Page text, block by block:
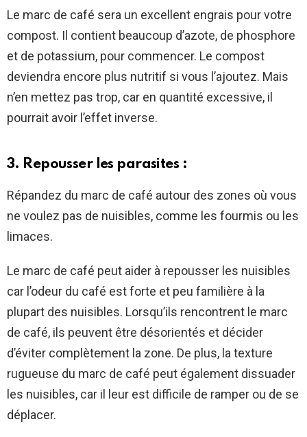
Le marc de café sera un excellent engrais pour votre
compost. Il contient beaucoup d’azote, de phosphore
et de potassium, pour commencer. Le compost
deviendra encore plus nutritif si vous l’ajoutez. Mais
n’en mettez pas trop, car en quantité excessive, il
pourrait avoir l’effet inverse.
3. Repousser les parasites :
Répandez du marc de café autour des zones où vous
ne voulez pas de nuisibles, comme les fourmis ou les
limaces.
Le marc de café peut aider à repousser les nuisibles
car l’odeur du café est forte et peu familière à la
plupart des nuisibles. Lorsqu’ils rencontrent le marc
de café, ils peuvent être désorientés et décider
d’éviter complètement la zone. De plus, la texture
rugueuse du marc de café peut également dissuader
les nuisibles, car il leur est difficile de ramper ou de se
déplacer.